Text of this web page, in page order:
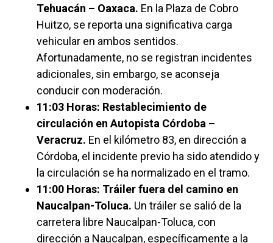
Tehuacán – Oaxaca. En la Plaza de Cobro
Huitzo, se reporta una significativa carga
vehicular en ambos sentidos.
Afortunadamente, no se registran incidentes
adicionales, sin embargo, se aconseja
conducir con moderación.
11:03 Horas: Restablecimiento de
circulación en Autopista Córdoba –
Veracruz. En el kilómetro 83, en dirección a
Córdoba, el incidente previo ha sido atendido y
la circulación se ha normalizado en el tramo.
11:00 Horas: Tráiler fuera del camino en
Naucalpan-Toluca. Un tráiler se salió de la
carretera libre Naucalpan-Toluca, con
dirección a Naucalpan, específicamente a la